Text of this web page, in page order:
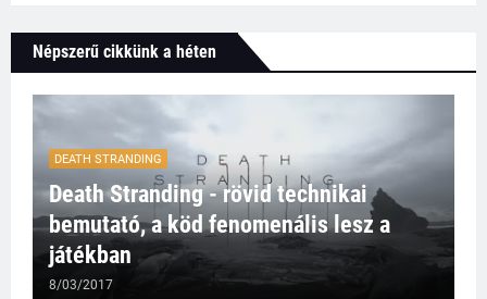
Népszerű cikkünk a héten
DEATH STRANDING
Death Stranding - rövid technikai
bemutató, a köd fenomenális lesz a
játékban
8/03/2017